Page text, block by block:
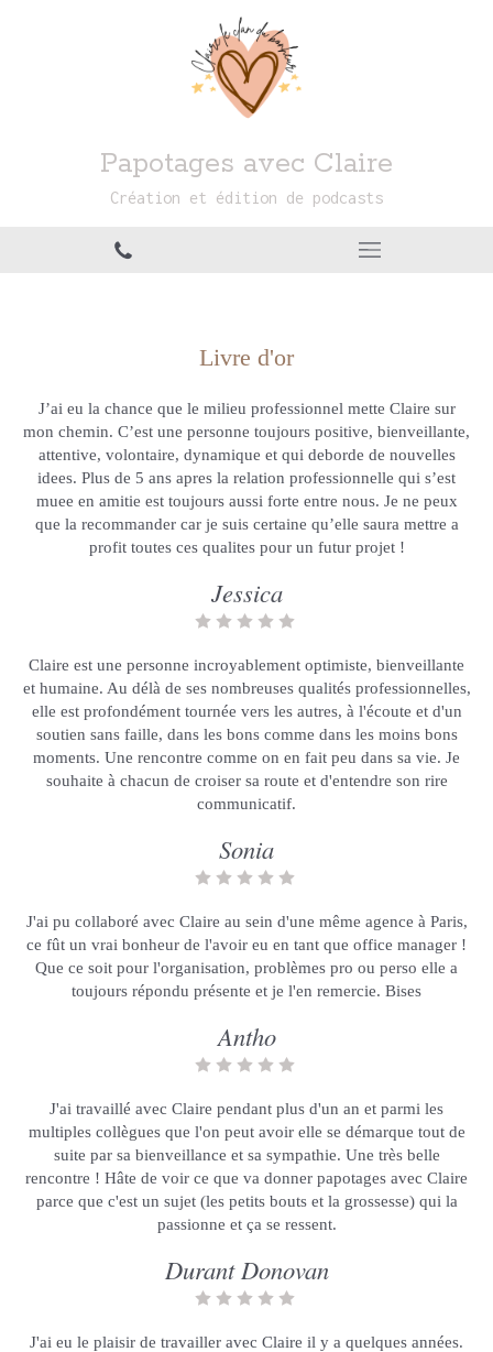
Papotages avec Claire
Création et édition de podcasts
Livre d'or
J’ai eu la chance que le milieu professionnel mette Claire sur
mon chemin. C’est une personne toujours positive, bienveillante,
attentive, volontaire, dynamique et qui deborde de nouvelles
idees. Plus de 5 ans apres la relation professionnelle qui s’est
muee en amitie est toujours aussi forte entre nous. Je ne peux
que la recommander car je suis certaine qu’elle saura mettre a
profit toutes ces qualites pour un futur projet !
Jessica
Claire est une personne incroyablement optimiste, bienveillante
et humaine. Au délà de ses nombreuses qualités professionnelles,
elle est profondément tournée vers les autres, à l'écoute et d'un
soutien sans faille, dans les bons comme dans les moins bons
moments. Une rencontre comme on en fait peu dans sa vie. Je
souhaite à chacun de croiser sa route et d'entendre son rire
communicatif.
Sonia
J'ai pu collaboré avec Claire au sein d'une même agence à Paris,
ce fût un vrai bonheur de l'avoir eu en tant que office manager !
Que ce soit pour l'organisation, problèmes pro ou perso elle a
toujours répondu présente et je l'en remercie. Bises
Antho
J'ai travaillé avec Claire pendant plus d'un an et parmi les
multiples collègues que l'on peut avoir elle se démarque tout de
suite par sa bienveillance et sa sympathie. Une très belle
rencontre ! Hâte de voir ce que va donner papotages avec Claire
parce que c'est un sujet (les petits bouts et la grossesse) qui la
passionne et ça se ressent.
Durant Donovan
J'ai eu le plaisir de travailler avec Claire il y a quelques années.